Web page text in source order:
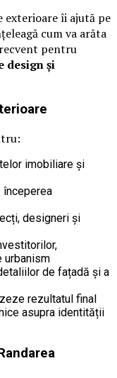
exterioare îi ajută pe
cum va arăta
pentru
design și
imobiliare și
începerea
designeri și
urbanism
de fațadă și a
rezultatul final
asupra identității